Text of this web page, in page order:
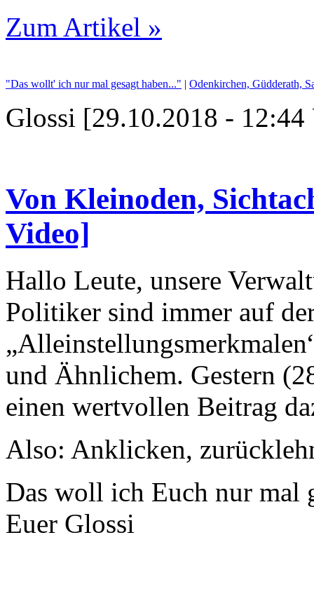
Zum Artikel »
"Das wollt' ich nur mal gesagt haben..." | Odenkirchen, Güdderath,
Glossi [29.10.2018 -
Von Kleinoden,
Video]
Hallo Leute, unsere
Politiker sind immer auf
und Ähnlichem. Gestern
einen wertvollen Beitrag
Also: Anklicken,
Das woll ich Euch nur mal
Euer Glossi